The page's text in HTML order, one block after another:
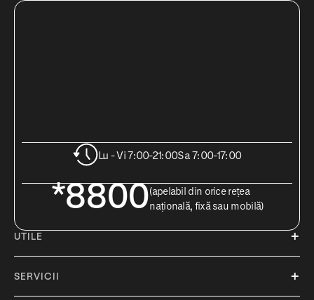
Lu - Vi 7:00-21:00Sa 7:00-17:00
*8800(apelabil din orice rețea
națională, fixă sau mobilă)
UTILE
SERVICII